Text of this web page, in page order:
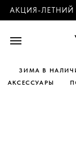
АКЦИЯ-
ЗИМА В
АКСЕССУАРЫ